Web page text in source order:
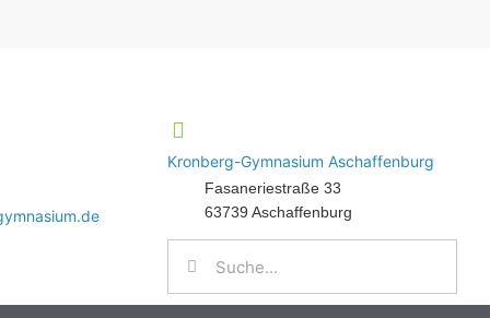
Kronberg-Gymnasium Aschaffenburg
Fasaneriestraße 33
63739 Aschaffenburg